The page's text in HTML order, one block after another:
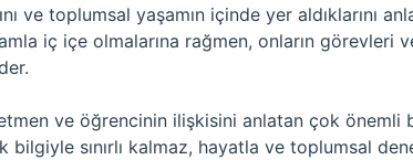
ve toplumsal yaşamın içinde yer aldıklarını
iç içe olmalarına rağmen, onların görevleri
ve öğrencinin ilişkisini anlatan çok önemli
bilgiyle sınırlı kalmaz, hayatla ve toplumsal